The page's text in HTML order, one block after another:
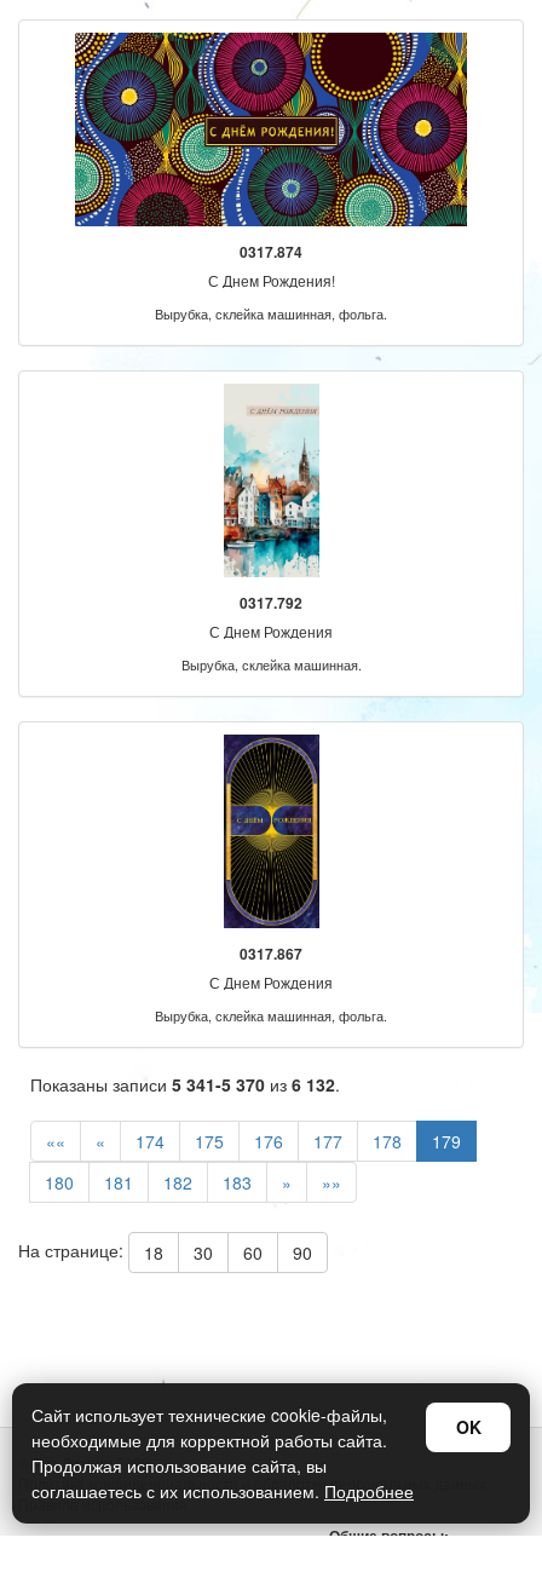
0317.874
С Днем Рождения!
Вырубка, склейка машинная, фольга.
0317.792
С Днем Рождения
Вырубка, склейка машинная.
0317.867
С Днем Рождения
Вырубка, склейка машинная, фольга.
Показаны записи 5 341-5 370 из 6 132.
«« « 174 175 176 177 178
179
180
181 182 183 » »»
На странице: 18 30 60 90
© Арт Дизайн 2026
Политика конфиденциальности и обработки персональных данных
Правила использования
Общие вопросы:
Сайт использует технические cookie-файлы,
необходимые для корректной работы сайта.
Продолжая использование сайта, вы
соглашаетесь с их использованием. Подробнее
OK